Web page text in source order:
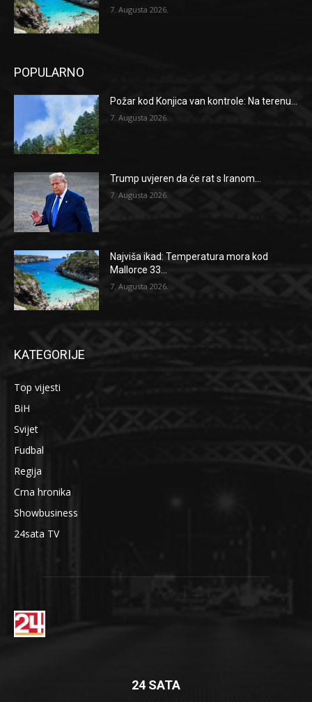
7. Augusta 2026.
POPULARNO
Požar kod Konjica van kontrole: Na terenu...
7. Augusta 2026.
Trump uvjeren da će rat s Iranom...
7. Augusta 2026.
Najviša ikad: Temperatura mora kod
Mallorce 33...
7. Augusta 2026.
KATEGORIJE
Top vijesti
BiH
Svijet
Fudbal
Regija
Crna hronika
Showbusiness
24sata TV
24 SATA